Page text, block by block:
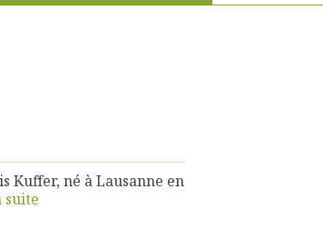
Kuffer, né à Lausanne en
suite